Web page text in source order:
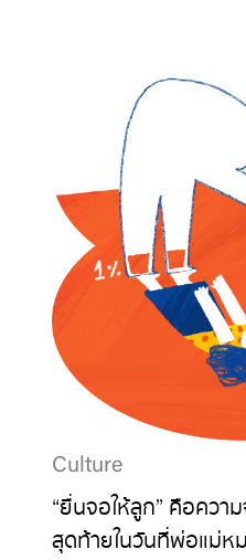
Culture
“ยื่นจอให้ลูก” คือควา
สุดท้ายในวันที่พ่อแม่ห